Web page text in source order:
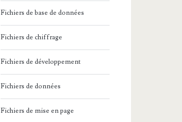
Fichiers de base de données
Fichiers de chiffrage
Fichiers de développement
Fichiers de données
Fichiers de mise en page